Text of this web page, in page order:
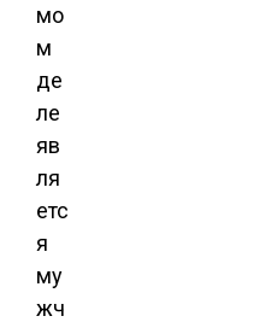
мо
м
де
ле
яв
ля
етс
я
му
жч